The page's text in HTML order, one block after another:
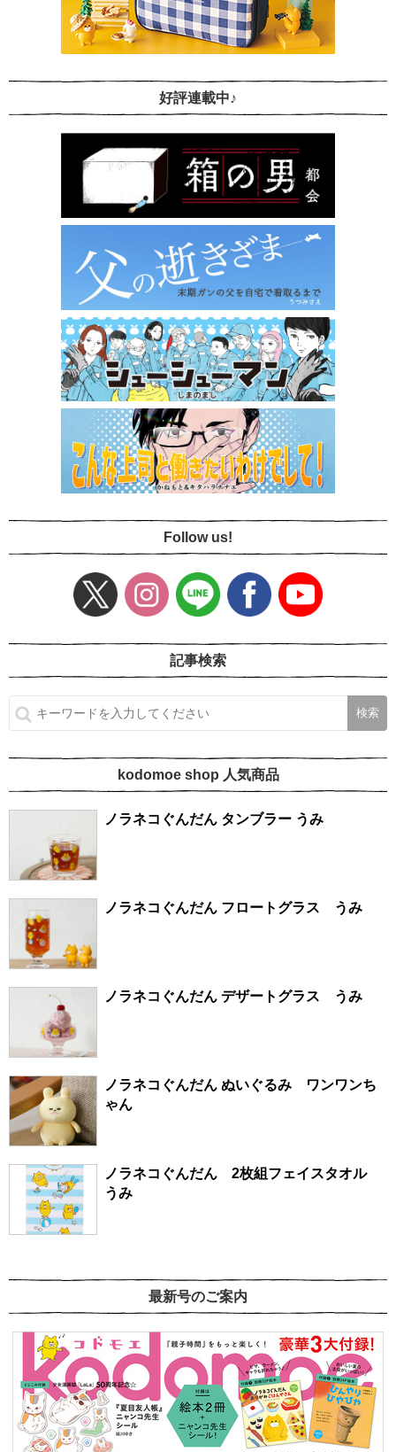
好評連載中♪
Follow us!
記事検索
kodomoe shop 人気商品
ノラネコぐんだん タンブラー うみ
ノラネコぐんだん フロートグラス うみ
ノラネコぐんだん デザートグラス うみ
ノラネコぐんだん ぬいぐるみ ワンワンち
ゃん
ノラネコぐんだん 2枚組フェイスタオル
うみ
最新号のご案内